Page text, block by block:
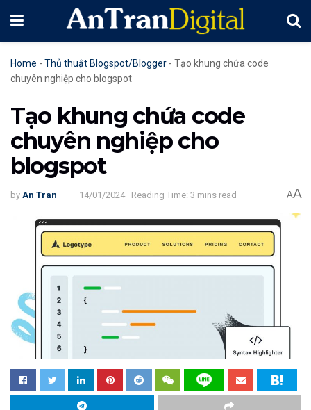
Home - Thủ thuật Blogspot/Blogger - Tạo khung chứa code
chuyên nghiệp cho blogspot
Tạo khung chứa code
chuyên nghiệp cho
blogspot
by An Tran 14/01/2024 Reading Time: 3 mins read AA